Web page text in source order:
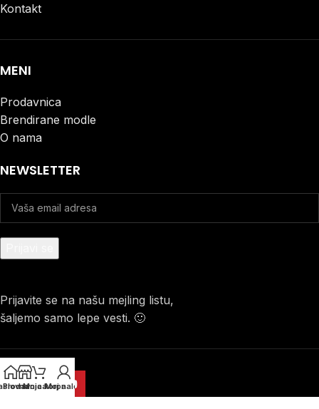
Kontakt
MENI
Prodavnica
Brendirane modle
O nama
NEWSLETTER
Prijavite se na našu mejling listu,
šaljemo samo lepe vesti. 🙂
Prodavnica
Moja korpa
Moj nalog